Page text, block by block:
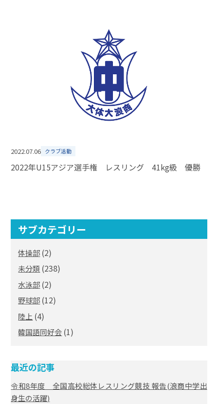
2022.07.06 クラブ活動
2022年U15アジア選手権 レスリング 41kg級 優勝
サブカテゴリー
体操部 (2)
未分類 (238)
水泳部 (2)
野球部 (12)
陸上 (4)
韓国語同好会 (1)
最近の記事
令和8年度 全国高校総体レスリング競技 報告(浪商中学出
身生の活躍)